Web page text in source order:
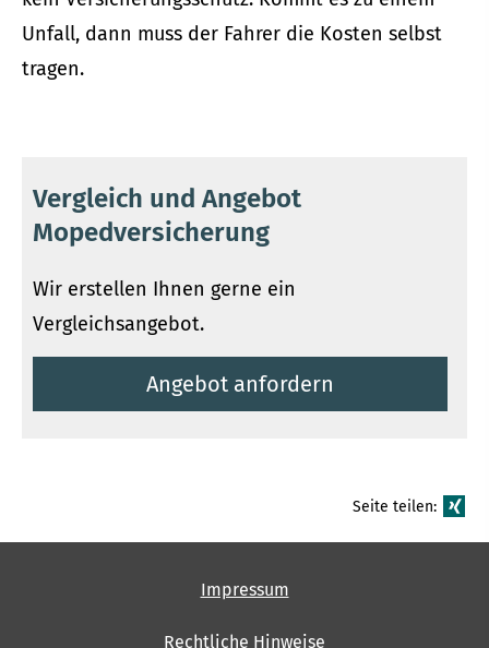
Unfall, dann muss der Fahrer die Kosten selbst
tragen.
Vergleich und Angebot
Mopedversicherung
Wir erstellen Ihnen gerne ein
Vergleichsangebot.
An­ge­bot an­for­dern
Seite teilen:
Impressum
Rechtliche Hinweise